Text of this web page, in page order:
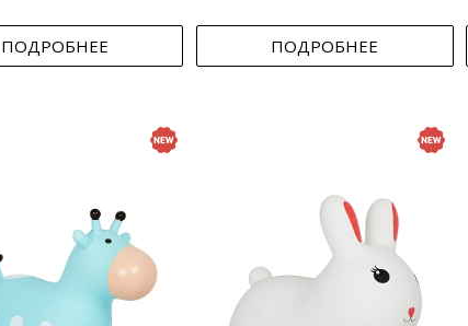
ПОДРОБНЕЕ ПОДРОБНЕЕ